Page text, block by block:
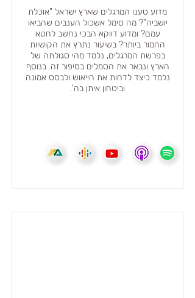
מדוע טענו המרגלים שארץ ישראל "אוכלת
יושביה"? מה סימל אשכול הענבים שהביאו
עמם? ומדוע דווקא הבכי נחשב לחטא
החמור ביותר? בשיעור נתרץ את הקושיות
בפרשת המרגלים, נלמד מהי סגולתה של
הארץ ונבאר את הסמלים בסיפור זה. בנוסף
נלמד כיצד לדחות את הייאוש ולבסס אמונה
וביטחון איתן בה'.